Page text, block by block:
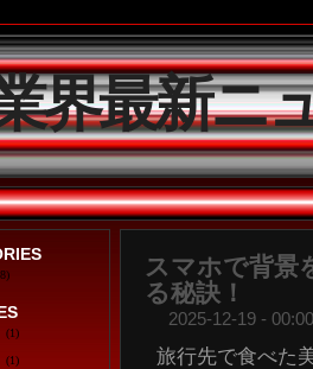
界最新ニ
スマホで背景
る秘訣！
2025-12-19 -
旅行先で食べた
(1)
(1)